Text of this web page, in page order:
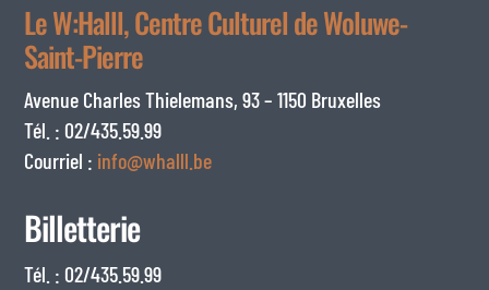
Le W:Halll, Centre Culturel de Woluwe-
Saint-Pierre
Avenue Charles Thielemans, 93 – 1150 Bruxelles
Tél. : 02/435.59.99
Courriel : info@whalll.be
Billetterie
Tél. : 02/435.59.99